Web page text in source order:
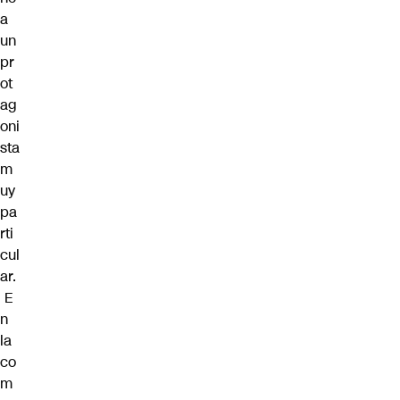
a
un
pr
ot
ag
oni
sta
m
uy
pa
rti
cul
ar.
E
n
la
co
m